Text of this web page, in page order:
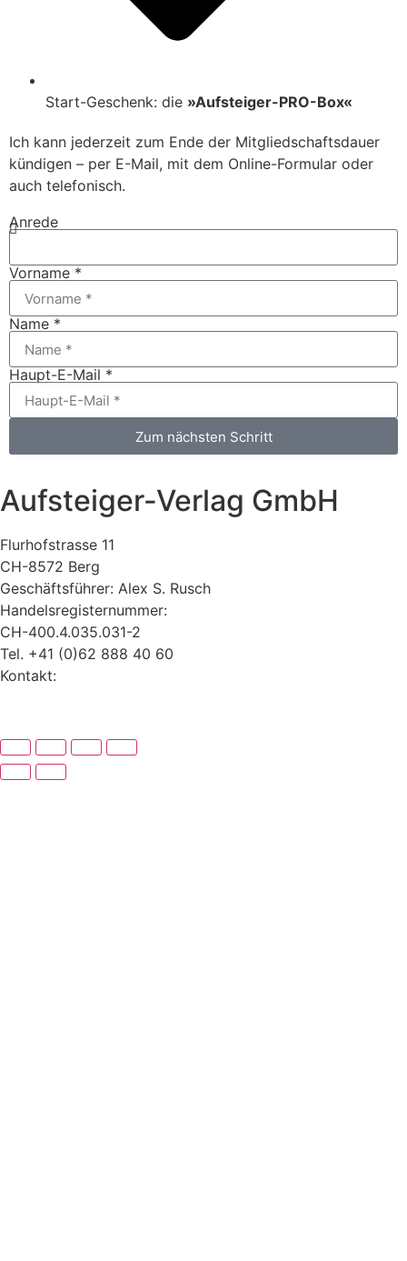
Start-Geschenk: die »Aufsteiger-PRO-Box«
Ich kann jederzeit zum Ende der Mitgliedschaftsdauer
kündigen – per E-Mail, mit dem Online-Formular oder
auch telefonisch.
Anrede
Vorname *
Name *
Haupt-E-Mail *
Zum nächsten Schritt
Aufsteiger-Verlag GmbH
Flurhofstrasse 11
CH-8572 Berg
Geschäftsführer: Alex S. Rusch
Handelsregisternummer:
CH-400.4.035.031-2
Tel. +41 (0)62 888 40 60
Kontakt: